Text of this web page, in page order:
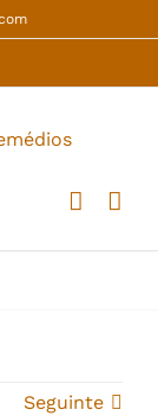
Seguinte